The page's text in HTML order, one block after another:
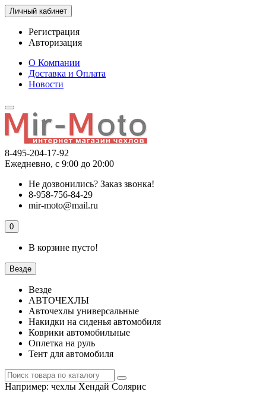
Личный кабинет
Регистрация
Авторизация
О Компании
Доставка и Оплата
Новости
8-495-204-17-92
Ежедневно, с 9:00 до 20:00
Не дозвонились? Заказ звонка!
8-958-756-84-29
mir-moto@mail.ru
0
В корзине пусто!
Везде
Везде
АВТОЧЕХЛЫ
Авточехлы универсальные
Накидки на сиденья автомобиля
Коврики автомобильные
Оплетка на руль
Тент для автомобиля
Например: чехлы Хендай Солярис